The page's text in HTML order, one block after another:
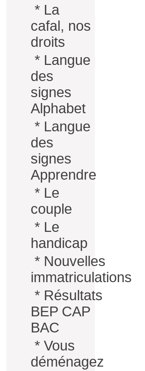
* La
cafal, nos
droits
* Langue
des
signes
Alphabet
* Langue
des
signes
Apprendre
* Le
couple
* Le
handicap
* Nouvelles
immatriculations
* Résultats
BEP CAP
BAC
* Vous
déménagez